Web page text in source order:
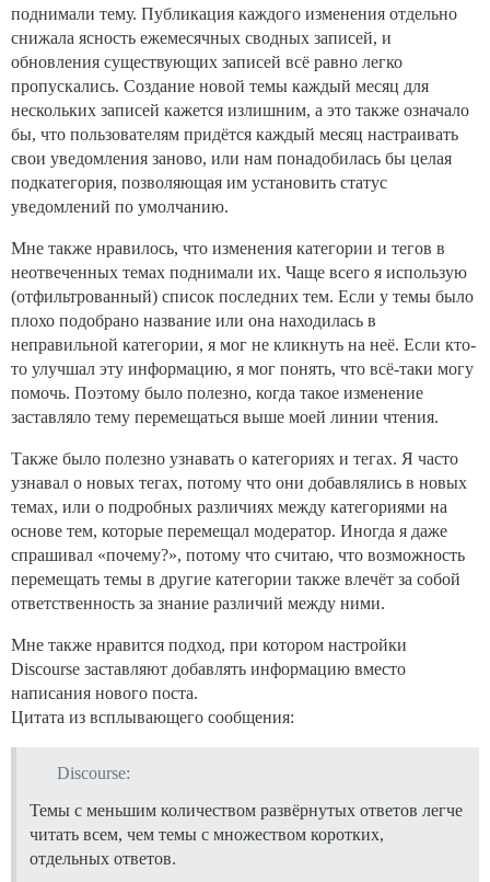
поднимали тему. Публикация каждого изменения отдельно
снижала ясность ежемесячных сводных записей, и
обновления существующих записей всё равно легко
пропускались. Создание новой темы каждый месяц для
нескольких записей кажется излишним, а это также означало
бы, что пользователям придётся каждый месяц настраивать
свои уведомления заново, или нам понадобилась бы целая
подкатегория, позволяющая им установить статус
уведомлений по умолчанию.
Мне также нравилось, что изменения категории и тегов в
неотвеченных темах поднимали их. Чаще всего я использую
(отфильтрованный) список последних тем. Если у темы было
плохо подобрано название или она находилась в
неправильной категории, я мог не кликнуть на неё. Если кто-
то улучшал эту информацию, я мог понять, что всё-таки могу
помочь. Поэтому было полезно, когда такое изменение
заставляло тему перемещаться выше моей линии чтения.
Также было полезно узнавать о категориях и тегах. Я часто
узнавал о новых тегах, потому что они добавлялись в новых
темах, или о подробных различиях между категориями на
основе тем, которые перемещал модератор. Иногда я даже
спрашивал «почему?», потому что считаю, что возможность
перемещать темы в другие категории также влечёт за собой
ответственность за знание различий между ними.
Мне также нравится подход, при котором настройки
Discourse заставляют добавлять информацию вместо
написания нового поста.
Цитата из всплывающего сообщения:
Discourse:
Темы с меньшим количеством развёрнутых ответов легче
читать всем, чем темы с множеством коротких,
отдельных ответов.